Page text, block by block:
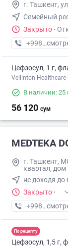
г. Ташкент,
Семейный
Закрыто ·
+998 (93)
Цефзосул, 1 г,
Vellinton Healthcare
В наличии: 25
56 120 сум
MEDTEKA
г. Ташкент,
квартал, дом
не доходя до
Закрыто ·
+998 (77)
По рецепту
Цефзосул, 1,5 г,